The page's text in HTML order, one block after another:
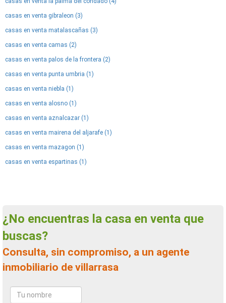
casas en venta gibraleon (3)
casas en venta matalascañas (3)
casas en venta camas (2)
casas en venta palos de la frontera (2)
casas en venta punta umbria (1)
casas en venta niebla (1)
casas en venta alosno (1)
casas en venta aznalcazar (1)
casas en venta mairena del aljarafe (1)
casas en venta mazagon (1)
casas en venta espartinas (1)
¿No encuentras la casa en venta que
buscas?
Consulta, sin compromiso, a un agente
inmobiliario de villarrasa